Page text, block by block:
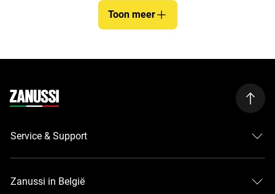
Toon meer
Service & Support
Zanussi in België